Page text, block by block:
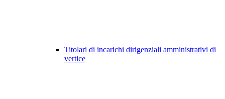
Titolari di incarichi dirigenziali amministrativi di
vertice